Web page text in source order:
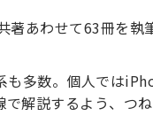
あわせて63冊を執
多数。個人では
解説するよう、つ